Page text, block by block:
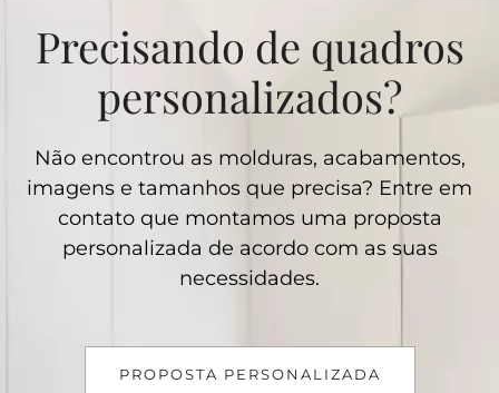
Precisando de quadros
personalizados?
Não encontrou as molduras, acabamentos,
imagens e tamanhos que precisa? Entre em
contato que montamos uma proposta
personalizada de acordo com as suas
necessidades.
PROPOSTA PERSONALIZADA